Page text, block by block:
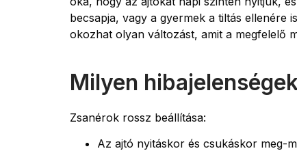
becsapja, vagy a gyermek a tiltás ellenére
okozhat olyan változást, amit a megfelelő
Milyen
Zsanérok rossz beállítása:
Az ajtó nyitáskor és csukáskor meg-